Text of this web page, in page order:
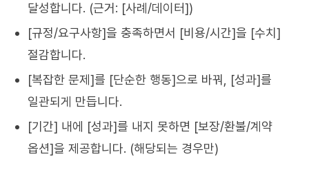
달성합니다. (근거: [사례/데이터])
[규정/요구사항]을 충족하면서 [비용/시간]을 [수치]
절감합니다.
[복잡한 문제]를 [단순한 행동]으로 바꿔, [성과]를
일관되게 만듭니다.
[기간] 내에 [성과]를 내지 못하면 [보장/환불/계약
옵션]을 제공합니다. (해당되는 경우만)